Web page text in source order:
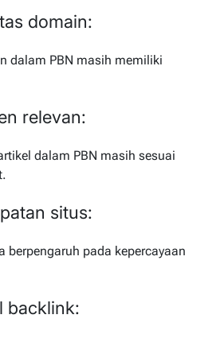
domain:
dalam PBN masih memiliki
relevan:
dalam PBN masih sesuai
situs:
berpengaruh pada kepercayaan
backlink: